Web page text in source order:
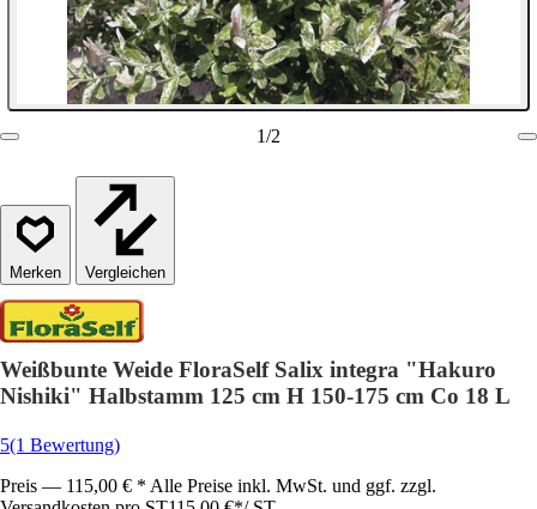
1/2
Vergleichen
Weißbunte Weide FloraSelf Salix integra "Hakuro
Nishiki" Halbstamm 125 cm H 150-175 cm Co 18 L
5(1 Bewertung)
Preis — 115,00 € * Alle Preise inkl. MwSt. und ggf. zzgl.